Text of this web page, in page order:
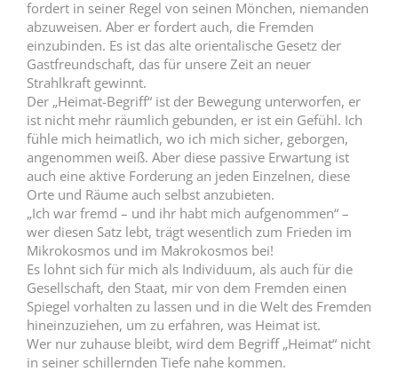
fordert in seiner Regel von seinen Mönchen, niemanden
abzuweisen. Aber er fordert auch, die Fremden
einzubinden. Es ist das alte orientalische Gesetz der
Gastfreundschaft, das für unsere Zeit an neuer
Strahlkraft gewinnt.
Der „Heimat-Begriff“ ist der Bewegung unterworfen, er
ist nicht mehr räumlich gebunden, er ist ein Gefühl. Ich
fühle mich heimatlich, wo ich mich sicher, geborgen,
angenommen weiß. Aber diese passive Erwartung ist
auch eine aktive Forderung an jeden Einzelnen, diese
Orte und Räume auch selbst anzubieten.
„Ich war fremd – und ihr habt mich aufgenommen“ –
wer diesen Satz lebt, trägt wesentlich zum Frieden im
Mikrokosmos und im Makrokosmos bei!
Es lohnt sich für mich als Individuum, als auch für die
Gesellschaft, den Staat, mir von dem Fremden einen
Spiegel vorhalten zu lassen und in die Welt des Fremden
hineinzuziehen, um zu erfahren, was Heimat ist.
Wer nur zuhause bleibt, wird dem Begriff „Heimat“ nicht
in seiner schillernden Tiefe nahe kommen.